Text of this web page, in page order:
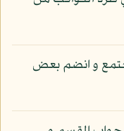
و انضم بعض